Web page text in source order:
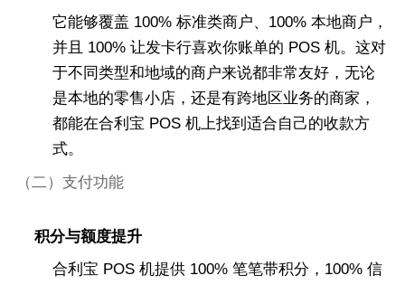
它能够覆盖 100% 标准类商户、100% 本地商户，
并且 100% 让发卡行喜欢你账单的 POS 机。这对
于不同类型和地域的商户来说都非常友好，无论
是本地的零售小店，还是有跨地区业务的商家，
都能在合利宝 POS 机上找到适合自己的收款方
式。
（二）支付功能
积分与额度提升
合利宝 POS 机提供 100% 笔笔带积分，100% 信